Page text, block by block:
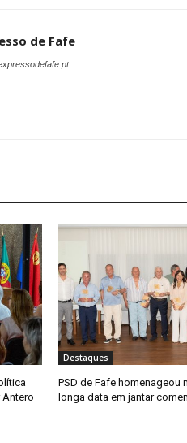
de Fafe
Antero
Destaques
PSD de Fafe homenageou
longa data em jantar